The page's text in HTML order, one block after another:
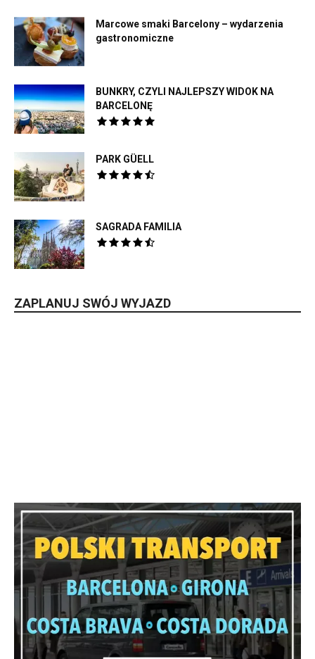
Marcowe smaki Barcelony – wydarzenia
gastronomiczne
BUNKRY, CZYLI NAJLEPSZY WIDOK NA
BARCELONĘ
PARK GÜELL
SAGRADA FAMILIA
ZAPLANUJ SWÓJ WYJAZD